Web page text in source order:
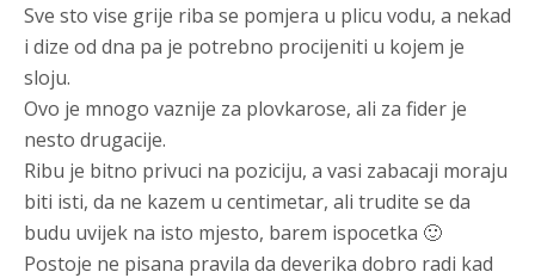
Sve sto vise grije riba se pomjera u plicu vodu, a nekad
i dize od dna pa je potrebno procijeniti u kojem je
sloju.
Ovo je mnogo vaznije za plovkarose, ali za fider je
nesto drugacije.
Ribu je bitno privuci na poziciju, a vasi zabacaji moraju
biti isti, da ne kazem u centimetar, ali trudite se da
budu uvijek na isto mjesto, barem ispocetka 🙂
Postoje ne pisana pravila da deverika dobro radi kad